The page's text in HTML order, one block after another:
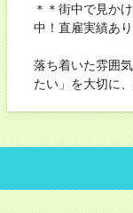
＊＊街中で見か
中！直雇実績あ
落ち着いた雰囲
たい」を大切に